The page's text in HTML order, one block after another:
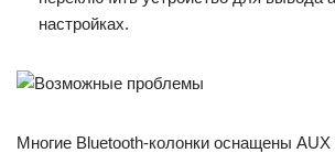
настройках.
Многие Bluetooth-колонки оснащены